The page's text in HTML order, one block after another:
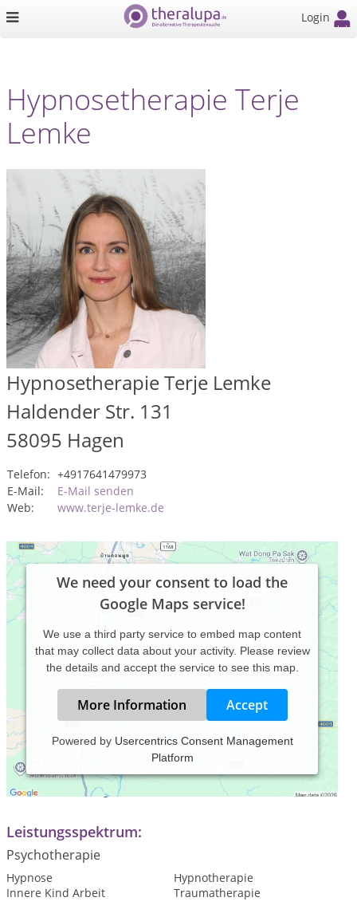
Login
Hypnosetherapie Terje
Lemke
Hypnosetherapie Terje Lemke
Haldender Str. 131
58095 Hagen
Telefon: +4917641479973
E-Mail:
E-Mail senden
Web:
www.terje-lemke.de
We need your consent to load the
Google Maps service!
We use a third party service to embed map content
that may collect data about your activity. Please review
the details and accept the service to see this map.
More Information Accept
Powered by Usercentrics Consent Management
Platform
Praxiszeiten:
nach Vereinbarung.
Leistungsspektrum:
Psychotherapie
Hypnose
Hypnotherapie
Innere Kind Arbeit
Traumatherapie